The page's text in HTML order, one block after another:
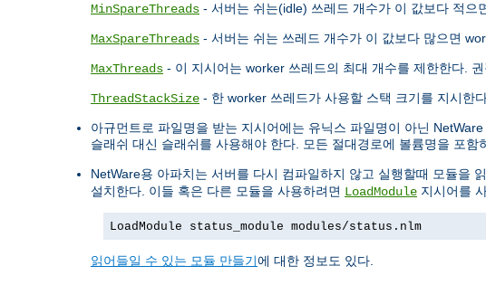
MinSpareThreads - 서버는 쉬는(idle) 쓰레드 개수가 이 값보다 적
MaxSpareThreads - 서버는 쉬는 쓰레드 개수가 이 값보다 많으면
MaxThreads - 이 지시어는 worker 쓰레드의 최대 개수를 제한한다.
ThreadStackSize - 한 worker 쓰레드가 사용할 스택 크기를 지시한
아규먼트로 파일명을 받는 지시어에는 유닉스 파일명이 아닌
슬래쉬 대신 슬래쉬를 사용해야 한다. 모든 절대경로에 볼륨명을 포
NetWare용 아파치는 서버를 다시 컴파일하지 않고 실행할때 모듈을
설치한다. 이들 혹은 다른 모듈을 사용하려면 LoadModule 지시어를
LoadModule status_module modules/status.nlm
읽어들일 수 있는 모듈 만들기에 대한 정보도 있다.